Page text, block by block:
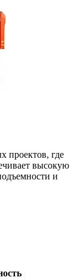
проектов, где
высокую
и